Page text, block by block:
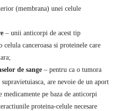
(membrana) unei celule
– unii anticorpi de acest tip
celula canceroasa si proteinele care
de sange– pentru ca o tumora
supravietuiasca, are nevoie de un aport
medicamente pe baza de anticorpi
proteina-celule necesare